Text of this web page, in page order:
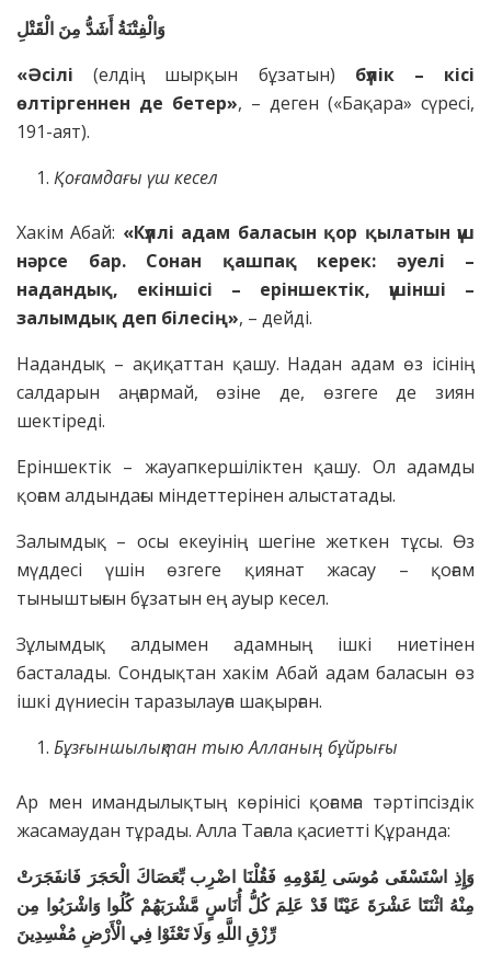
وَالْفِتْنَةُ أَشَدُّ مِنَ الْقَتْلِ
«Әсілі(елдің шырқын бұзатын) бүлік – кісі
өлтіргеннен де бетер», – деген («Бақара» сүресі,
191-аят).
Қоғамдағы үш кесел
Хакім Абай: «Күллі адам баласын қор қылатын үш
нәрсе бар. Сонан қашпақ керек: әуелі –
надандық, екіншісі – еріншектік, үшінші –
залымдық деп білесің», – дейді.
Надандық – ақиқаттан қашу. Надан адам өз ісінің
салдарын аңғармай, өзіне де, өзгеге де зиян
шектіреді.
Еріншектік – жауапкершіліктен қашу. Ол адамды
қоғам алдындағы міндеттерінен алыстатады.
Залымдық – осы екеуінің шегіне жеткен тұсы. Өз
мүддесі үшін өзгеге қиянат жасау – қоғам
тыныштығын бұзатын ең ауыр кесел.
Зұлымдық алдымен адамның ішкі ниетінен
басталады. Сондықтан хакім Абай адам баласын өз
ішкі дүниесін таразылауға шақырған.
Бұзғыншылықтан тыю Алланың бұйрығы
Ар мен имандылықтың көрінісі қоғамға тәртіпсіздік
жасамаудан тұрады. Алла Тағала қасиетті Құранда:
وَإِذِ اسْتَسْقَى مُوسَى لِقَوْمِهِ فَقُلْنَا اضْرِب بِّعَصَاكَ الْحَجَرَ فَانفَجَرَتْ
مِنْهُ اثْنَتَا عَشْرَةَ عَيْنًا قَدْ عَلِمَ كُلُّ أُنَاسٍ مَّشْرَبَهُمْ كُلُوا وَاشْرَبُوا مِن
رِّزْقِ اللَّهِ وَلَا تَعْثَوْا فِي الْأَرْضِ مُفْسِدِينَ